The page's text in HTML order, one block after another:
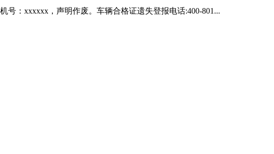
：xxxxxx，声明作废。车辆合格证遗失登报电话:400-801...